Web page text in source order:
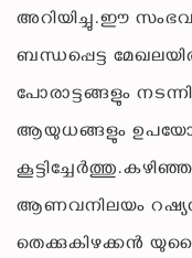
അറിയിച്ചു.ഈ
ബന്ധപ്പെട്ട
പോരാട്ടങ്ങളും
ആയുധങ്ങളും
ആണവനിലയം റഷ്യൻ
തെക്കുകിഴക്കൻ